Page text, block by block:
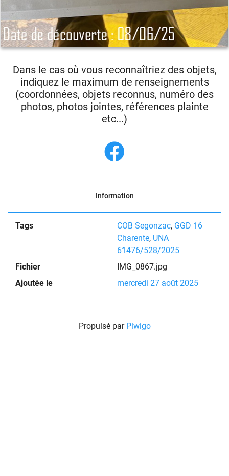
Dans le cas où vous reconnaîtriez des objets,
indiquez le maximum de renseignements
(coordonnées, objets reconnus, numéro des
photos, photos jointes, références plainte
etc...)
Information
Tags COB Segonzac, GGD 16
Charente, UNA
61476/528/2025
Fichier
IMG_0867.jpg
Ajoutée le
mercredi 27 août 2025
Propulsé par Piwigo